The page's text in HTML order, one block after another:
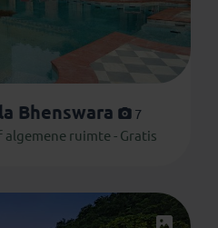
Bhenswara
7
ruimte - Gratis